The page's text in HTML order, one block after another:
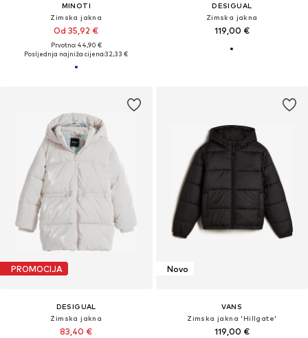
MINOTI
Zimska jakna
Od 35,92 €
Prvotno: 44,90 €
Posljednja najniža cijena:32,33 €
DESIGUAL
Zimska jakna
119,00 €
PROMOCIJA
DESIGUAL
Zimska jakna
83,40 €
Novo
VANS
Zimska jakna 'Hillgate'
119,00 €